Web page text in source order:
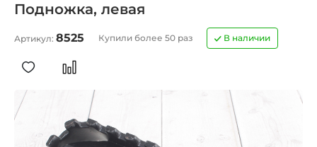
Подножка, левая
Артикул: 8525 Купили более 50 раз В наличии